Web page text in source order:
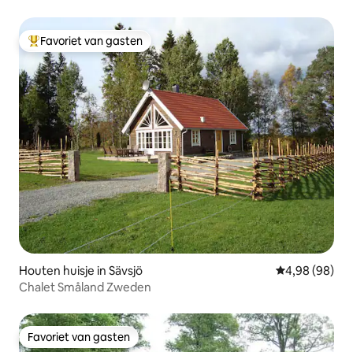
Topfavoriet van gasten
Favoriet van gasten
Houten huisje in Sävsjö Gemiddelde
4,98 (98)
Chalet Småland Zweden
Favoriet van gasten
Favoriet van gasten